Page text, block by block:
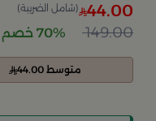
44.00 (شامل الضريبة)
149.00 70% خصم
متوسط 44.00